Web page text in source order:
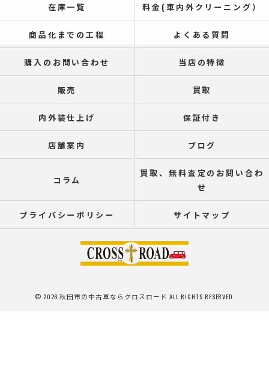
在庫一覧 料金(車内外クリーニング）
商品化までの工程 よくある質問
購入のお問い合わせ 当店の特徴
販売 買取
内外装仕上げ 保証付き
店舗案内 ブログ
コラム
買取、無料査定のお問い合わ
せ
プライバシーポリシー サイトマップ
© 2026 秋田市の中古車ならクロスロード ALL RIGHTS RESERVED.